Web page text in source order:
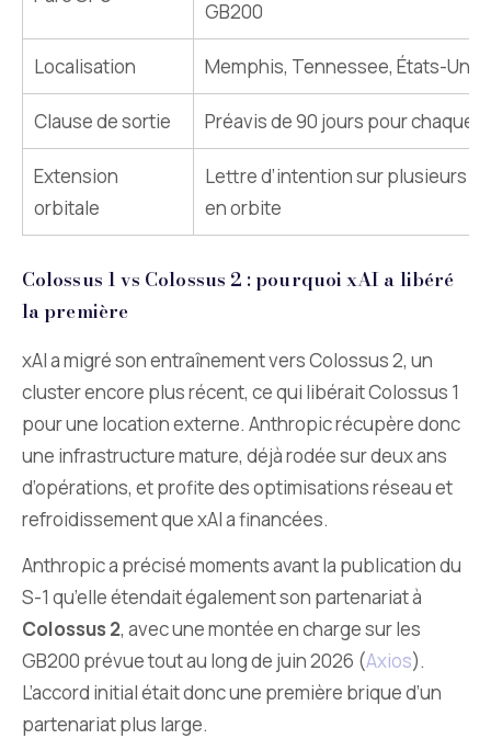
GB200
Localisation Memphis, Tennessee, États-Unis
Clause de sortie Préavis de 90 jours pour chaque
Extension
orbitale
Lettre d’intention sur plusieurs
en orbite
Colossus 1 vs Colossus 2 : pourquoi xAI a libéré
la première
xAI a migré son entraînement vers Colossus 2, un
cluster encore plus récent, ce qui libérait Colossus 1
pour une location externe. Anthropic récupère donc
une infrastructure mature, déjà rodée sur deux ans
d’opérations, et profite des optimisations réseau et
refroidissement que xAI a financées.
Anthropic a précisé moments avant la publication du
S-1 qu’elle étendait également son partenariat à
Colossus 2, avec une montée en charge sur les
GB200 prévue tout au long de juin 2026 (Axios).
L’accord initial était donc une première brique d’un
partenariat plus large.